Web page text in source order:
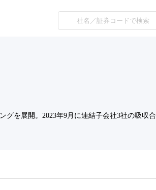
グを展開。2023年9月に連結子会社3社の吸収合